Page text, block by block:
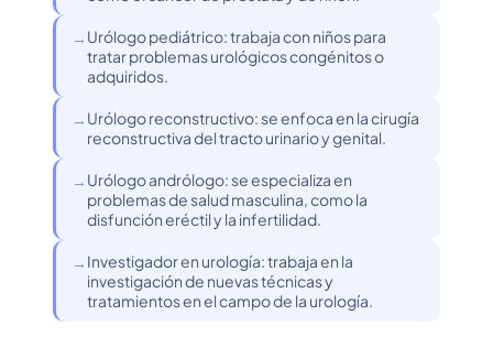
Urólogo pediátrico: trabaja con niños para
tratar problemas urológicos congénitos o
adquiridos.
Urólogo reconstructivo: se enfoca en la cirugía
reconstructiva del tracto urinario y genital.
Urólogo andrólogo: se especializa en
problemas de salud masculina, como la
disfunción eréctil y la infertilidad.
Investigador en urología: trabaja en la
investigación de nuevas técnicas y
tratamientos en el campo de la urología.